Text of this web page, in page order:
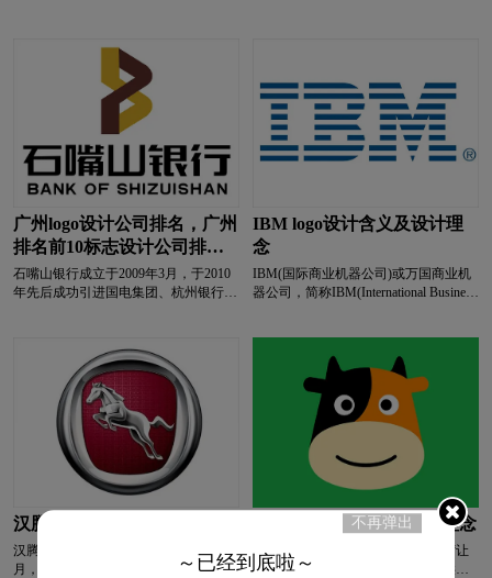
绿色logo设计
摩托车logo设计 M字母汉字酒店logo设计
M字母酒店logo设计 内衣logo设计
牛奶logo设计 奶茶logo设计
奶粉logo设计 N字母酒店logo设计
啤酒logo设计 葡萄酒logo设计
培训机构logo设计 P字母酒店logo设计
全球logo设计 巧克力logo设计
清洁用品logo设计
广州logo设计公司排名，广州
排名前10标志设计公司排行
榜有哪些?
石嘴山银行成立于2009年3月，于2010
年先后成功引进国电集团、杭州银行两
营企业股东。截至目前，注册资本
11.95亿元。 多年来，石嘴山银行始终
坚持行稳致远的经营理念，致力于建设
“高效、温馨”的特色银行，围绕“深耕
宁夏做精做细，联合发展共享共赢”、
“助力小微成长银行、服务百姓贴心银
行”的战略定位，积极支持地方经济发
IBM logo设计含义及设计理
念
IBM(国际商业机器公司)或万国商业机
器公司，简称IBM(International Business
决方案公司，拥有全球雇员 30多万
人，业务遍及160多个国家和地区。
汉腾logo设计含义及设计理念
汉腾汽车有限公司，成立于2013年11
月，位于江西上饶经济技术开发区，是
途牛logo设计含义及设计理念
途牛旅游网创立于2006年10月，以“让
旅游更简单”为使命，为消费者提供由
不再弹出
～已经到底啦～